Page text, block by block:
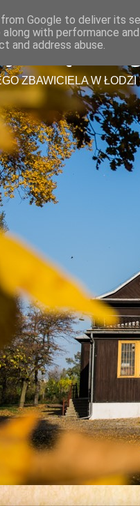
ZBAWICIELA W ŁODZI
Google to deliver its
along with performance
and address abuse.